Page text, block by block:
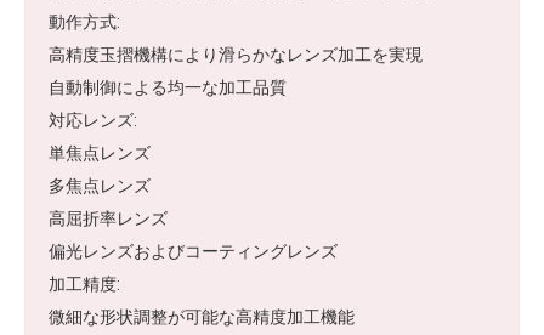
動作方式:
高精度玉摺機構により滑らかなレンズ加工を実現
自動制御による均一な加工品質
対応レンズ:
単焦点レンズ
多焦点レンズ
高屈折率レンズ
偏光レンズおよびコーティングレンズ
加工精度:
微細な形状調整が可能な高精度加工機能